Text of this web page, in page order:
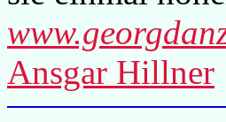
Ansgar Hillner